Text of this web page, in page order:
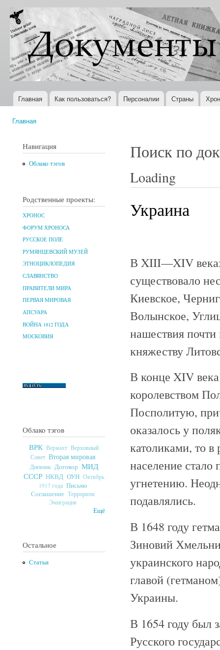
Документы
XX века
Всемирная
история в
Интернете
Главное меню
Главная Как пользоваться? Персоналии Страны
Главная
Навигация
Облако тэгов
Родственные проекты:
ХРОНОС
ФОРУМ ХРОНОСА
РУССКОЕ ПОЛЕ
РУМЯНЦЕВСКИЙ МУЗЕЙ
ЭТНОЦИКЛОПЕДИЯ
СЛАВЯНСТВО
ПРАВИТЕЛИ МИРА
ПЕРВАЯ МИРОВАЯ
АПСУАРА
ВОЙНА 1812 ГОДА
МОСКОВИЯ
Облако тэгов
ВРК Вермахт Верховный
Совет Вторая мировая
Дневник Договор МИД
СССР НКВД ОУН Октябрь
1917 года Письмо
Соглашение Терроризм
Эмиграция
Ещё
Остальное
Статьи
Поиск по
Loading
Украина
В XIII—XIV
существовало
Киевское,
Волынское,
нашествия
княжеству
В конце XIV
королевством
Посполитую,
оказалось у
католиками, то в
население стало
угнетению.
подавлялись.
В 1648 году
Зиновий
украинского
главой
Украины.
В 1654 году был
Русского